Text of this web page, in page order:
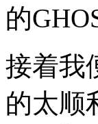
的
接着我
的太顺